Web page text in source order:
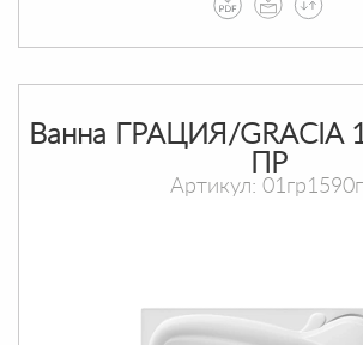
Ванна ГРАЦИЯ/GRACIA
ПР
Артикул: